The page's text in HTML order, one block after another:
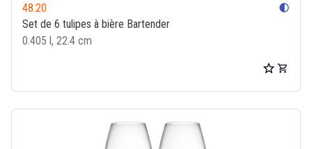
48.20 contrast
Set de 6 tulipes à bière Bartender
0.405 l, 22.4 cm